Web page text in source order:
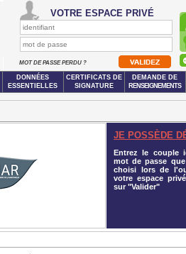
VOTRE ESPACE PRIVÉ
MOT DE PASSE PERDU ?
DONNÉES
ESSENTIELLES
CERTIFICATS DE
SIGNATURE
DEMANDE DE
RENSEIGNEMENTS
JE POSSÈDE
Entrez le couple
mot de passe
choisi lors de
votre espace
sur "Valider"